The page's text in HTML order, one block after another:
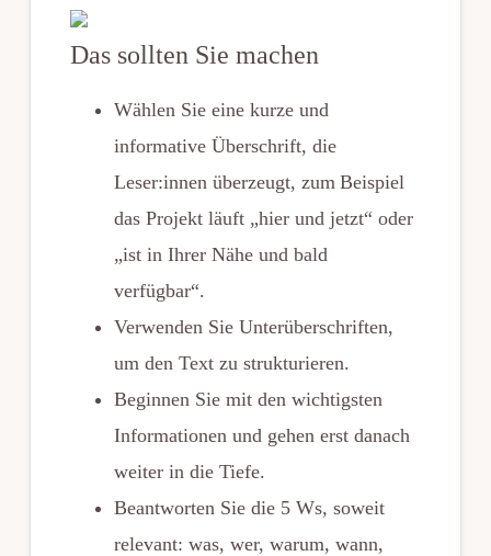
Das sollten Sie machen
Wählen Sie eine kurze und
informative Überschrift, die
Leser:innen überzeugt, zum Beispiel
das Projekt läuft „hier und jetzt“ oder
„ist in Ihrer Nähe und bald
verfügbar“.
Verwenden Sie Unterüberschriften,
um den Text zu strukturieren.
Beginnen Sie mit den wichtigsten
Informationen und gehen erst danach
weiter in die Tiefe.
Beantworten Sie die 5 Ws, soweit
relevant: was, wer, warum, wann,